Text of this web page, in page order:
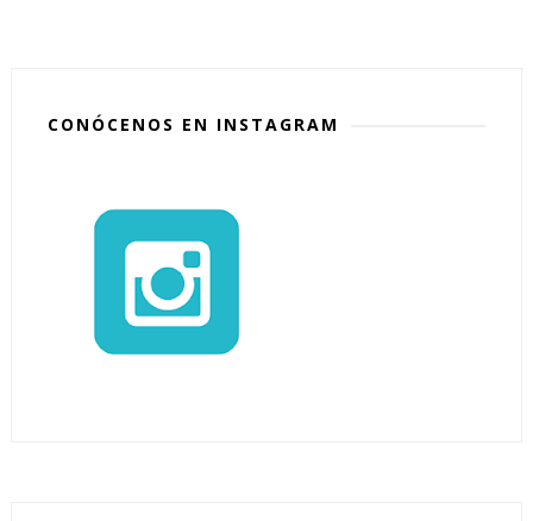
CONÓCENOS EN INSTAGRAM